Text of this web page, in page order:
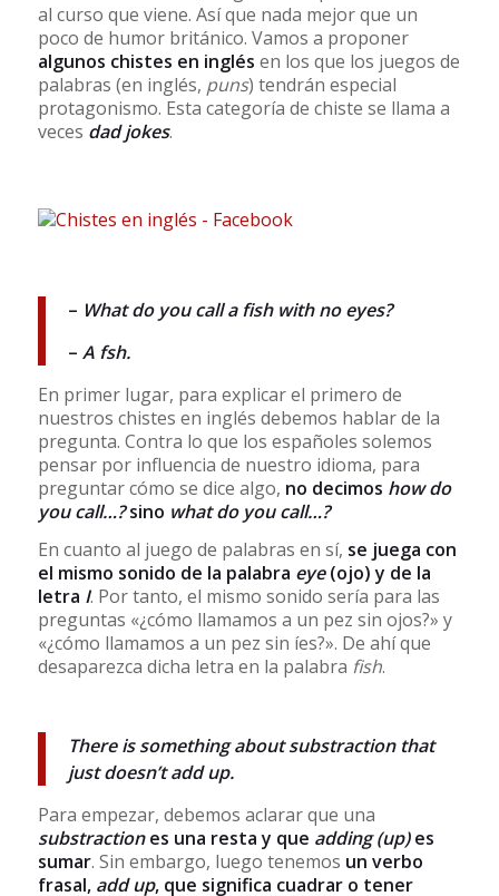
al curso que viene. Así que nada mejor que un
poco de humor británico. Vamos a proponer
algunos chistes en inglés en los que los juegos de
palabras (en inglés, puns) tendrán especial
protagonismo. Esta categoría de chiste se llama a
veces dad jokes.
– What do you call a fish with no eyes?
– A fsh.
En primer lugar, para explicar el primero de
nuestros chistes en inglés debemos hablar de la
pregunta. Contra lo que los españoles solemos
pensar por influencia de nuestro idioma, para
preguntar cómo se dice algo, no decimos how do
you call…?sino what do you call…?
En cuanto al juego de palabras en sí, se juega con
el mismo sonido de la palabra eye(ojo) y de la
letra I. Por tanto, el mismo sonido sería para las
preguntas «¿cómo llamamos a un pez sin ojos?» y
«¿cómo llamamos a un pez sin íes?». De ahí que
desaparezca dicha letra en la palabra fish.
There is something about substraction that
just doesn’t add up.
Para empezar, debemos aclarar que una
substractiones una resta y que adding (up)es
sumar. Sin embargo, luego tenemos un verbo
frasal, add up, que significa cuadrar o tener